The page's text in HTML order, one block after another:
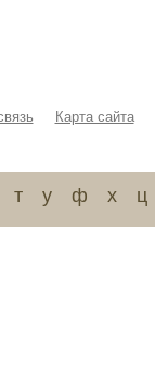
Карта сайта
т у ф х ц